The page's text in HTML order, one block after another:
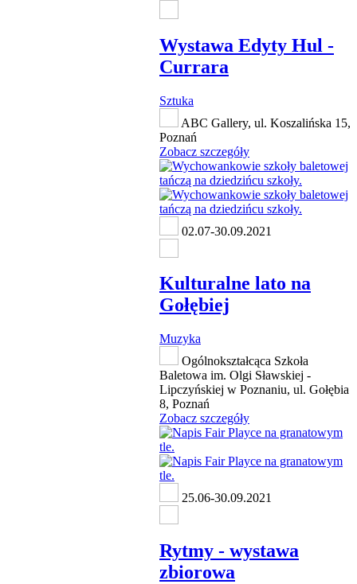
Wystawa Edyty Hul -
Currara
Sztuka
ABC Gallery, ul. Koszalińska 15,
Poznań
Zobacz szczegóły
02.07-30.09.2021
Kulturalne lato na
Gołębiej
Muzyka
Ogólnokształcąca Szkoła
Baletowa im. Olgi Sławskiej -
Lipczyńskiej w Poznaniu, ul. Gołębia
8, Poznań
Zobacz szczegóły
25.06-30.09.2021
Rytmy - wystawa
zbiorowa